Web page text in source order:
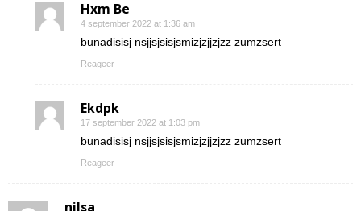
Hxm Be
4 september 2022 at 1:36 am
bunadisisj nsjjsjsisjsmizjzjjzjzz zumzsert
Reageer
Ekdpk
17 september 2022 at 1:03 pm
bunadisisj nsjjsjsisjsmizjzjjzjzz zumzsert
Reageer
nilsa